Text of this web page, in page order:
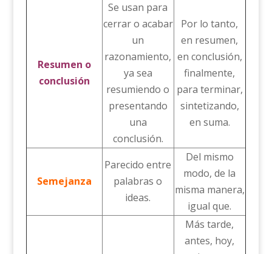
Resumen o
conclusión
Se usan para
cerrar o acabar
un
razonamiento,
ya sea
resumiendo o
presentando
una
conclusión.
Por lo tanto,
en resumen,
en conclusión,
finalmente,
para terminar,
sintetizando,
en suma.
Semejanza
Parecido entre
palabras o
ideas.
Del mismo
modo, de la
misma manera,
igual que.
Más tarde,
antes, hoy,